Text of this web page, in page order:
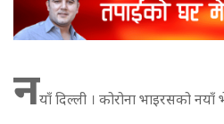
नयाँ दिल्ली । कोरोना भाइरसको